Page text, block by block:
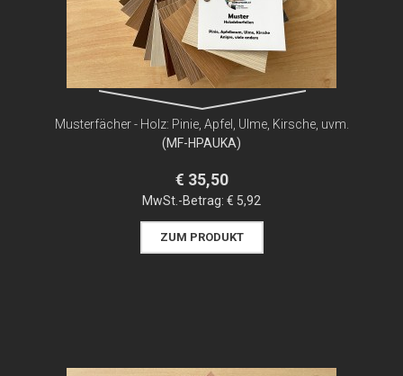
Musterfächer - Holz: Pinie, Apfel, Ulme, Kirsche, uvm.
(MF-HPAUKA)
€ 35,50
MwSt.-Betrag: € 5,92
ZUM PRODUKT